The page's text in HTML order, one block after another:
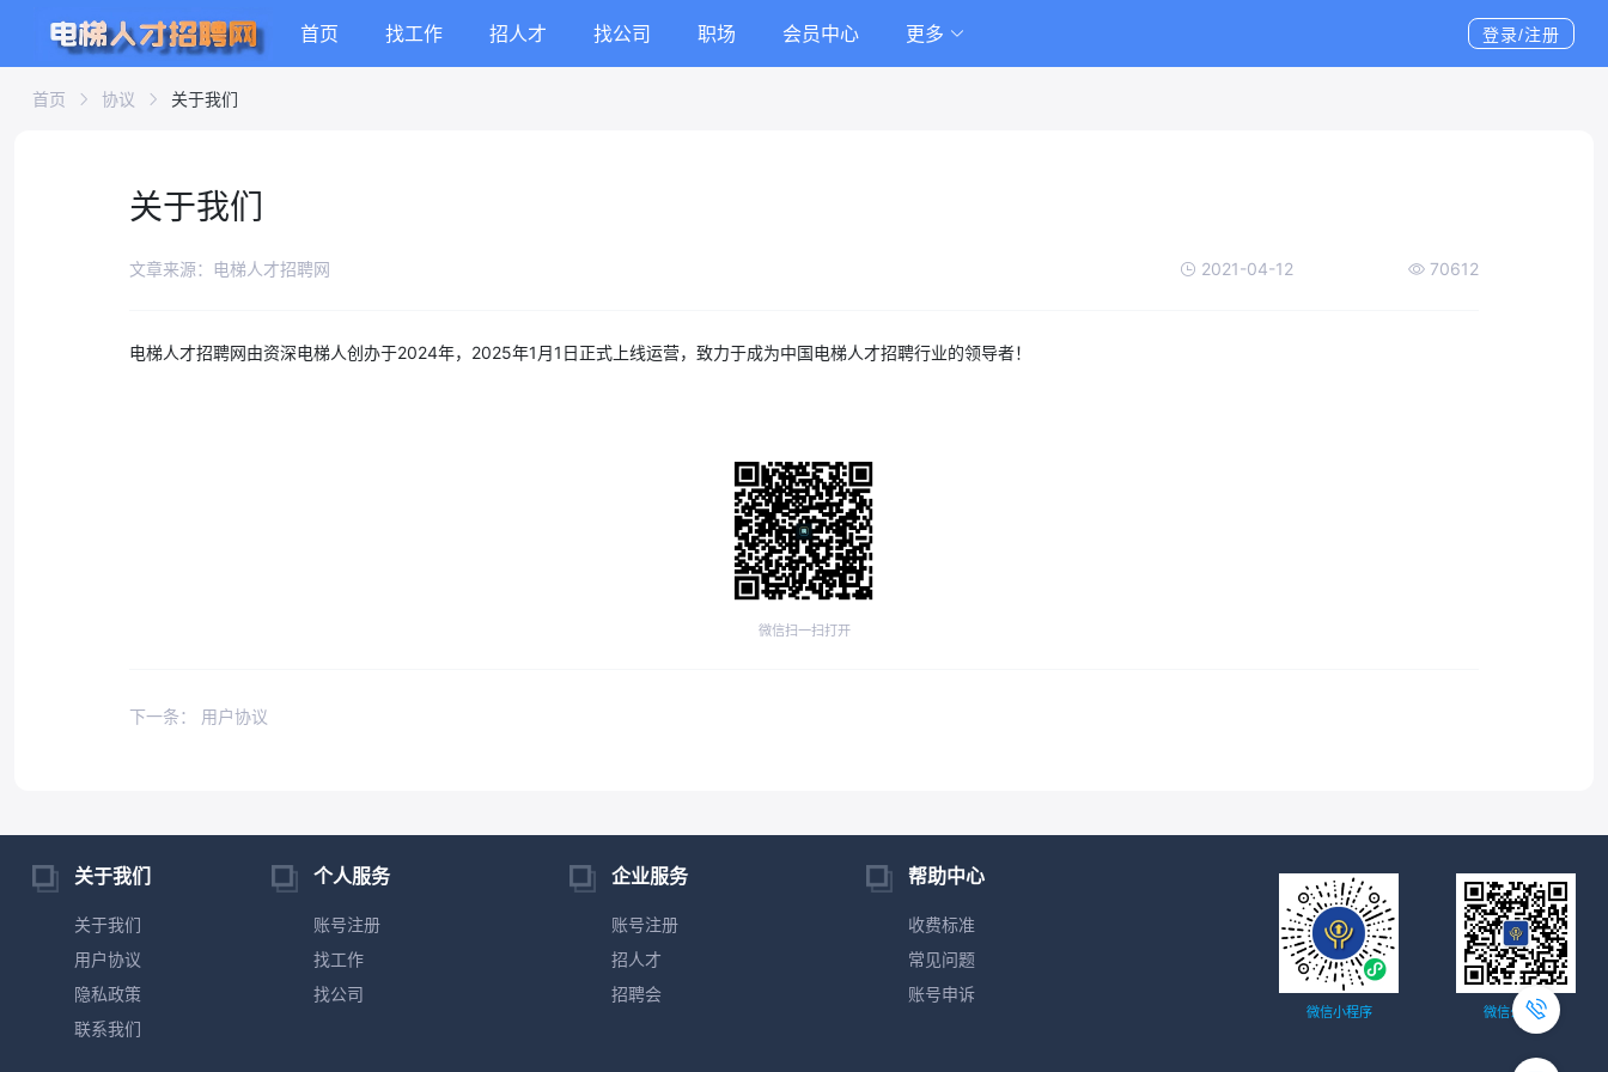
首页 找工作 招人才 找公司 职场 会员中心 更多 登录/注册
首页 协议 关于我们
关于我们
文章来源：电梯人才招聘网 2021-04-12 70612
电梯人才招聘网由资深电梯人创办于2024年，2025年1月1日正式上线运营，致力于成为中国电梯人才招聘行业的领导者！
微信扫一扫打开
下一条： 用户协议
关于我们
关于我们
用户协议
隐私政策
联系我们
个人服务
账号注册
找工作
找公司
企业服务
账号注册
招人才
招聘会
帮助中心
收费标准
常见问题
账号申诉
微信小程序 微信公众号